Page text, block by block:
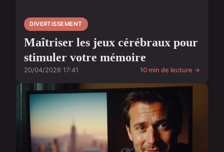
DIVERTISSEMENT
Maîtriser les jeux cérébraux pour
stimuler votre mémoire
20/04/2026 17:41 10 min de lecture →